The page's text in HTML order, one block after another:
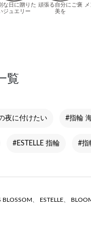
覧
夜に付けたい #指輪
#ESTELLE 指輪 #指
BLOSSOM ESTELLE